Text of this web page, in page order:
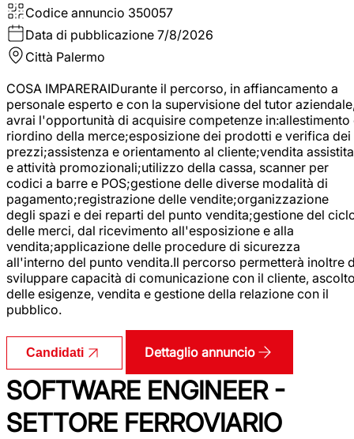
Codice annuncio 350057
Data di pubblicazione 7/8/2026
Città Palermo
COSA IMPARERAIDurante il percorso, in affiancamento a
personale esperto e con la supervisione del tutor
avrai l'opportunità di acquisire competenze in:allestimento
riordino della merce;esposizione dei prodotti e verifica dei
prezzi;assistenza e orientamento al cliente;vendita assistita
e attività promozionali;utilizzo della cassa, scanner per
codici a barre e POS;gestione delle diverse modalità di
pagamento;registrazione delle vendite;organizzazione
degli spazi e dei reparti del punto vendita;gestione del
delle merci, dal ricevimento all'esposizione e alla
vendita;applicazione delle procedure di sicurezza
all'interno del punto vendita.Il percorso permetterà inoltre
sviluppare capacità di comunicazione con il cliente,
delle esigenze, vendita e gestione della relazione con il
pubblico.
Candidati Dettaglio annuncio
SOFTWARE ENGINEER -
SETTORE FERROVIARIO